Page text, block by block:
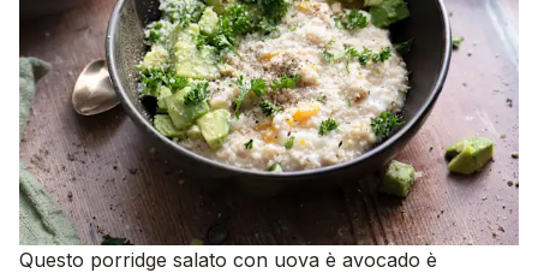
Questo porridge salato con uova è avocado è